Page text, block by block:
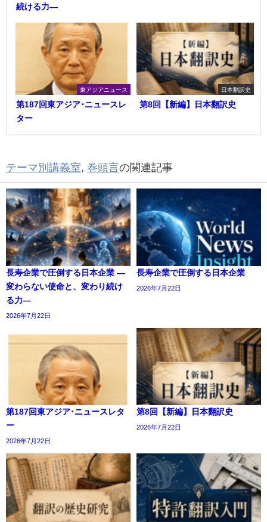
続ける力―
東アジアニュース
第187回東アジア･ニュースレ
ター
日本翻訳史
第8回【新編】日本翻訳史
テーマ別講義室, 巻頭言の関連記事
長寿企業で圧倒する日本企業 ―
変わらない使命と、変わり続け
る力―
2026年7月22日
長寿企業で圧倒する日本企業
2026年7月22日
第187回東アジア･ニュースレタ
ー
2026年7月22日
第8回【新編】日本翻訳史
2026年7月22日